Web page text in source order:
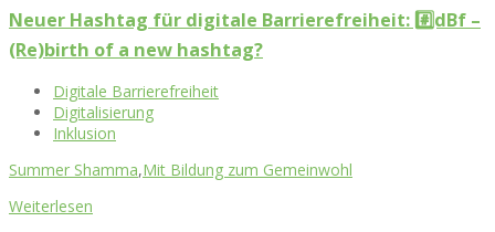
Neuer Hashtag für digitale Barrierefreiheit: #️⃣dBf –
(Re)birth of a new hashtag?
Digitale Barrierefreiheit
Digitalisierung
Inklusion
Summer Shamma,Mit Bildung zum Gemeinwohl
Weiterlesen